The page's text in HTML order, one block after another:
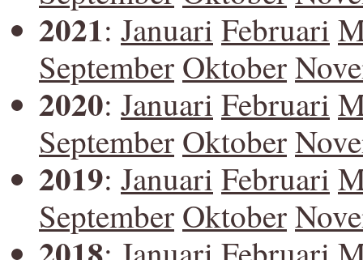
2021: Januari Februari
September Oktober
2020: Januari Februari
September Oktober
2019: Januari Februari
September Oktober